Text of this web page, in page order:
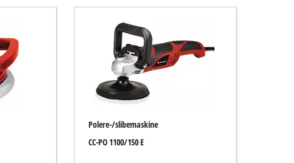
Polere-/slibemaskine
CC-PO 1100/150 E